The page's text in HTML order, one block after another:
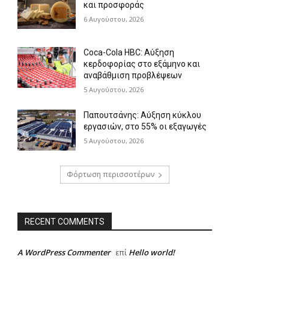
και προσφοράς
6 Αυγούστου, 2026
Coca-Cola HBC: Αύξηση
κερδοφορίας στο εξάμηνο και
αναβάθμιση προβλέψεων
5 Αυγούστου, 2026
Παπουτσάνης: Αύξηση κύκλου
εργασιών, στο 55% οι εξαγωγές
5 Αυγούστου, 2026
Φόρτωση περισσοτέρων
RECENT COMMENTS
A WordPress Commenter επί Hello world!